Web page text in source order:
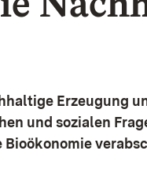
Erzeugung
und sozialen